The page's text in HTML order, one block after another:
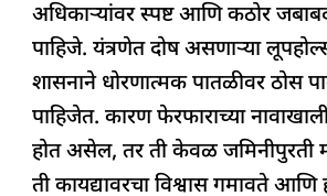
अधिकाऱ्यांवर स्पष्ट आणि कठोर
पाहिजे. यंत्रणेत दोष असणाऱ्या
शासनाने धोरणात्मक पातळीवर ठोस
पाहिजेत. कारण फेरफाराच्या
होत असेल, तर ती केवळ जमिनीपुरती
ती कायद्यावरचा विश्वास गमावते आणि